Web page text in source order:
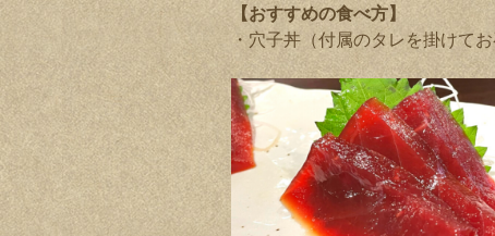
【おすすめの食べ方】
・穴子丼（付属のタレを掛けて